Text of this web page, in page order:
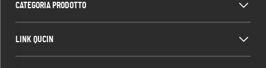
CATEGORIA PRODOTTO
LINK QUCIN